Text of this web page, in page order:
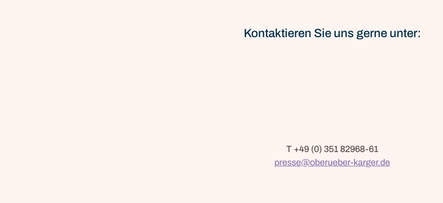
Kontaktieren Sie uns gerne unter:
T +49 (0) 351 82968-61
presse@oberueber-karger.de